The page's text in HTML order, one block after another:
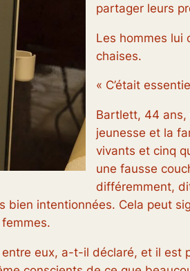
partager leurs
Les hommes lui
chaises.
« C’était
Bartlett, 44 ans,
jeunesse et la
vivants et cinq
une fausse
différemment,
intentionnées. Cela peut
eux, a-t-il déclaré, et il est